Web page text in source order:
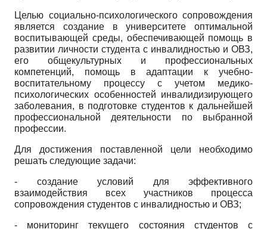
Целью социально-психологического сопровождения
является создание в университете оптимальной
воспитывающей среды, обеспечивающей помощь в
развитии личности студента с инвалидностью и ОВЗ,
его общекультурных и профессиональных
компетенций, помощь в адаптации к учебно-
воспитательному процессу с учетом медико-
психологических особенностей инвалидизирующего
заболевания, в подготовке студентов к дальнейшей
профессиональной деятельности по выбранной
профессии.
Для достижения поставленной цели необходимо
решать следующие задачи:
- создание условий для эффективного
взаимодействия всех участников процесса
сопровождения студентов с инвалидностью и ОВЗ;
- мониторинг текущего состояния студентов с